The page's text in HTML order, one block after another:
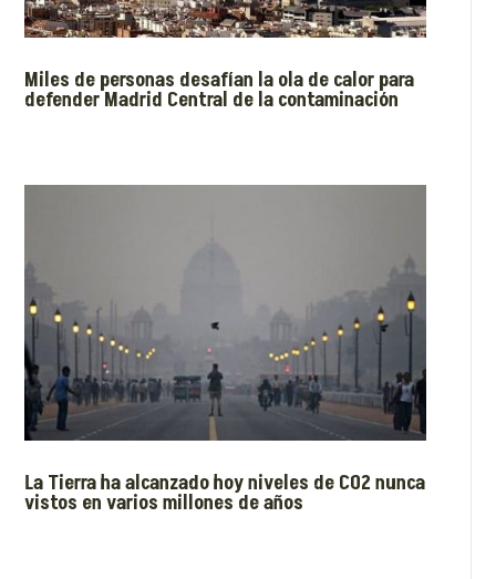
Miles de personas desafían la ola de calor para
defender Madrid Central de la contaminación
La Tierra ha alcanzado hoy niveles de CO2 nunca
vistos en varios millones de años